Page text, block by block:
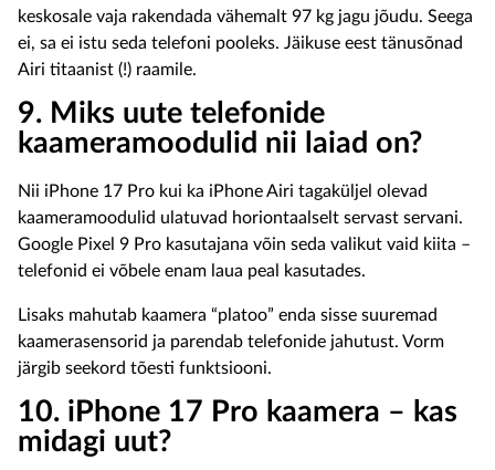
keskosale vaja rakendada vähemalt 97 kg jagu jõudu. Seega
ei, sa ei istu seda telefoni pooleks. Jäikuse eest tänusõnad
Airi titaanist (!) raamile.
9. Miks uute telefonide
kaameramoodulid nii laiad on?
Nii iPhone 17 Pro kui ka iPhone Airi tagaküljel olevad
kaameramoodulid ulatuvad horiontaalselt servast servani.
Google Pixel 9 Pro kasutajana võin seda valikut vaid kiita –
telefonid ei võbele enam laua peal kasutades.
Lisaks mahutab kaamera “platoo” enda sisse suuremad
kaamerasensorid ja parendab telefonide jahutust. Vorm
järgib seekord tõesti funktsiooni.
10. iPhone 17 Pro kaamera – kas
midagi uut?